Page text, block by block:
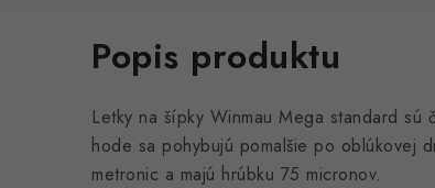
Popis produktu
Letky na šípky Winmau Mega standard sú
hode sa pohybujú pomalšie po oblúkovej
metronic a majú hrúbku 75 micronov.